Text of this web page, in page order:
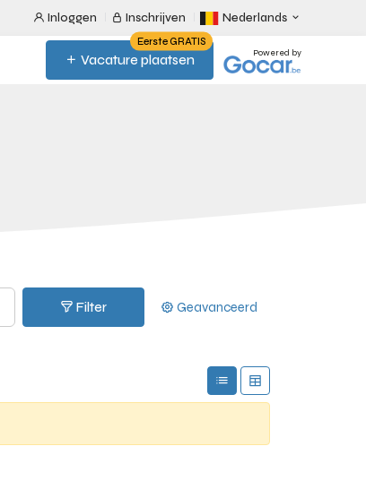
Inloggen Inschrijven Nederlands
Vacature plaatsen
Eerste GRATIS
Powered by
Filter Geavanceerd